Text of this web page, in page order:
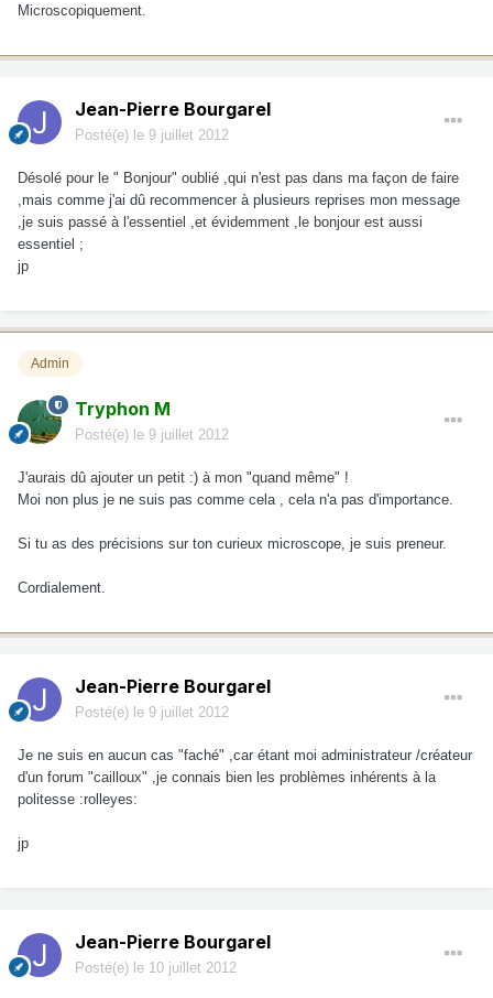
Microscopiquement.
Jean-Pierre Bourgarel
Posté(e) le 9 juillet 2012
Désolé pour le " Bonjour" oublié ,qui n'est pas dans ma façon de faire
,mais comme j'ai dû recommencer à plusieurs reprises mon message
,je suis passé à l'essentiel ,et évidemment ,le bonjour est aussi
essentiel ;
jp
Admin
Tryphon M
Posté(e) le 9 juillet 2012
J'aurais dû ajouter un petit :) à mon "quand même" !
Moi non plus je ne suis pas comme cela , cela n'a pas d'importance.
Si tu as des précisions sur ton curieux microscope, je suis preneur.
Cordialement.
Jean-Pierre Bourgarel
Posté(e) le 9 juillet 2012
Je ne suis en aucun cas "faché" ,car étant moi administrateur /créateur
d'un forum "cailloux" ,je connais bien les problèmes inhérents à la
politesse :rolleyes:
jp
Jean-Pierre Bourgarel
Posté(e) le 10 juillet 2012